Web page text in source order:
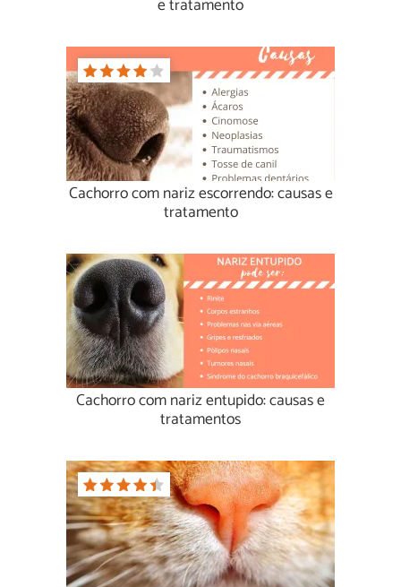
e tratamento
Cachorro com nariz escorrendo: causas e
tratamento
Cachorro com nariz entupido: causas e
tratamentos